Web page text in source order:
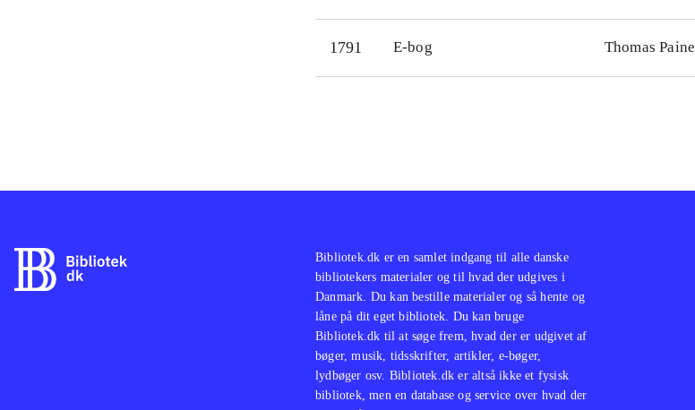
1791 E-bog Thomas Paine
Bibliotek.dk er en samlet indgang til alle danske
bibliotekers materialer og til hvad der udgives i
Danmark. Du kan bestille materialer og så hente og
låne på dit eget bibliotek. Du kan bruge
Bibliotek.dk til at søge frem, hvad der er udgivet af
bøger, musik, tidsskrifter, artikler, e-bøger,
lydbøger osv. Bibliotek.dk er altså ikke et fysisk
bibliotek, men en database og service over hvad der